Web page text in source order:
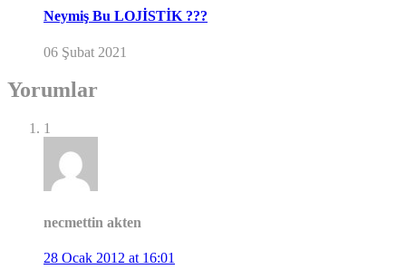
Neymiş Bu LOJİSTİK ???
06 Şubat 2021
Yorumlar
1
necmettin akten
28 Ocak 2012 at 16:01